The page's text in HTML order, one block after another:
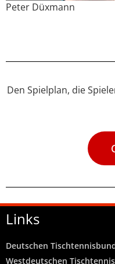
Peter Düxmann
Den Spielplan, die
Links
Deutschen
Westdeutschen